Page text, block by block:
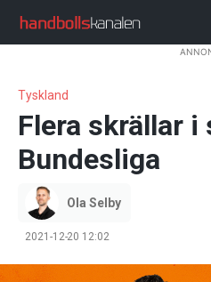
Tyskland
Flera skrällar i
Bundesliga
Ola Selby
2021-12-20 12:02